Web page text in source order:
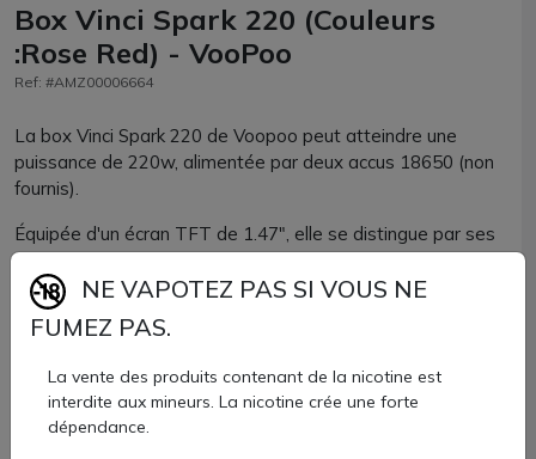
Box Vinci Spark 220 (Couleurs
:Rose Red) - VooPoo
Ref: #AMZ00006664
La box Vinci Spark 220 de Voopoo peut atteindre une
puissance de 220w, alimentée par deux accus 18650 (non
fournis).
Équipée d'un écran TFT de 1.47", elle se distingue par ses
animations lumineuses, offrant un design unique.
Compatible avec tous les clearomiseurs du marché, elle
s'associe parfaitement avec le clearomiseur Uforce-X !
65,60 €
Quantité
NE VAPOTEZ PAS SI VOUS NE
FUMEZ PAS.
La vente des produits contenant de la nicotine est
interdite aux mineurs. La nicotine crée une forte
dépendance.